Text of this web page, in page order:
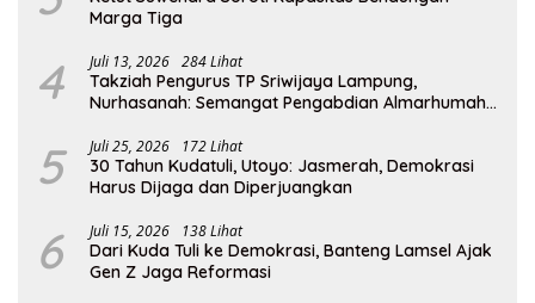
Marga Tiga
4 Juli 13, 2026 284 Lihat
Takziah Pengurus TP Sriwijaya Lampung,
Nurhasanah: Semangat Pengabdian Almarhumah
5 Juli 25, 2026 172 Lihat
30 Tahun Kudatuli, Utoyo: Jasmerah, Demokrasi
Harus Dijaga dan Diperjuangkan
6 Juli 15, 2026 138 Lihat
Dari Kuda Tuli ke Demokrasi, Banteng Lamsel Ajak
Gen Z Jaga Reformasi